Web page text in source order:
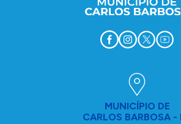
MUNICÍPIO DE
CARLOS BARBOSA -